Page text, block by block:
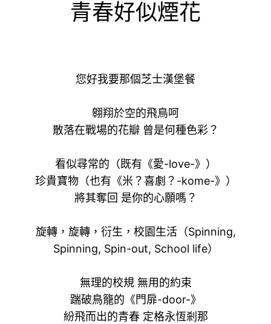
青春好似煙花
您好我要那個芝士漢堡餐
翱翔於空的飛鳥呵
散落在戰場的花瓣 曾是何種色彩？
看似尋常的（既有《愛-love-》）
珍貴寶物（也有《米？喜劇？-kome-》）
將其奪回 是你的心願嗎？
旋轉，旋轉，衍生，校園生活（Spinning,
Spinning, Spin-out, School life）
無理的校規 無用的約束
踹破鳥籠的《門扉-door-》
紛飛而出的青春 定格永恆剎那